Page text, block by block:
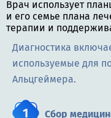
Врач использует
и его семье плана
терапии и
Диагностика
используемые для
Альцгеймера.
Сбор